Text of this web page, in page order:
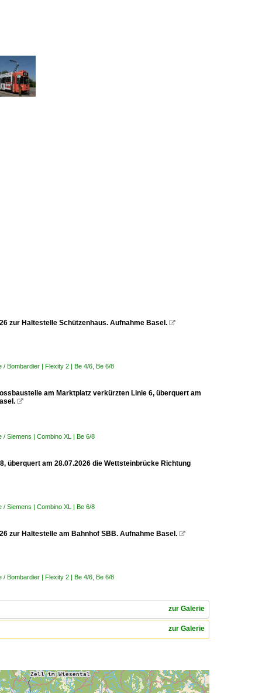
zur Haltestelle Schützenhaus. Aufnahme Basel. 
Bombardier | Flexity 2 | Be 4/6, Be 6/8
am Marktplatz verkürzten Linie 6, überquert am

Siemens | Combino XL | Be 6/8
überquert am 28.07.2026 die Wettsteinbrücke Richtung
Siemens | Combino XL | Be 6/8
zur Haltestelle am Bahnhof SBB. Aufnahme Basel. 
Bombardier | Flexity 2 | Be 4/6, Be 6/8
zur Galerie
zur Galerie